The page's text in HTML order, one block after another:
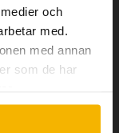
och
med.
med annan
som de har